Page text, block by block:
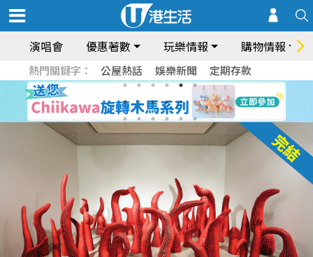
演唱會 優惠著數 玩樂情報 購物情報
熱門關鍵字： 公屋熱話 娛樂新聞 定期存款